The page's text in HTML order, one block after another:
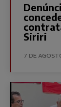
Siriri
7 DE